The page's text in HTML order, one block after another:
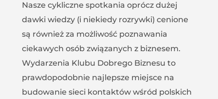
Nasze cykliczne spotkania oprócz dużej
dawki wiedzy (i niekiedy rozrywki) cenione
są również za możliwość poznawania
ciekawych osób związanych z biznesem.
Wydarzenia Klubu Dobrego Biznesu to
prawdopodobnie najlepsze miejsce na
budowanie sieci kontaktów wśród polskich